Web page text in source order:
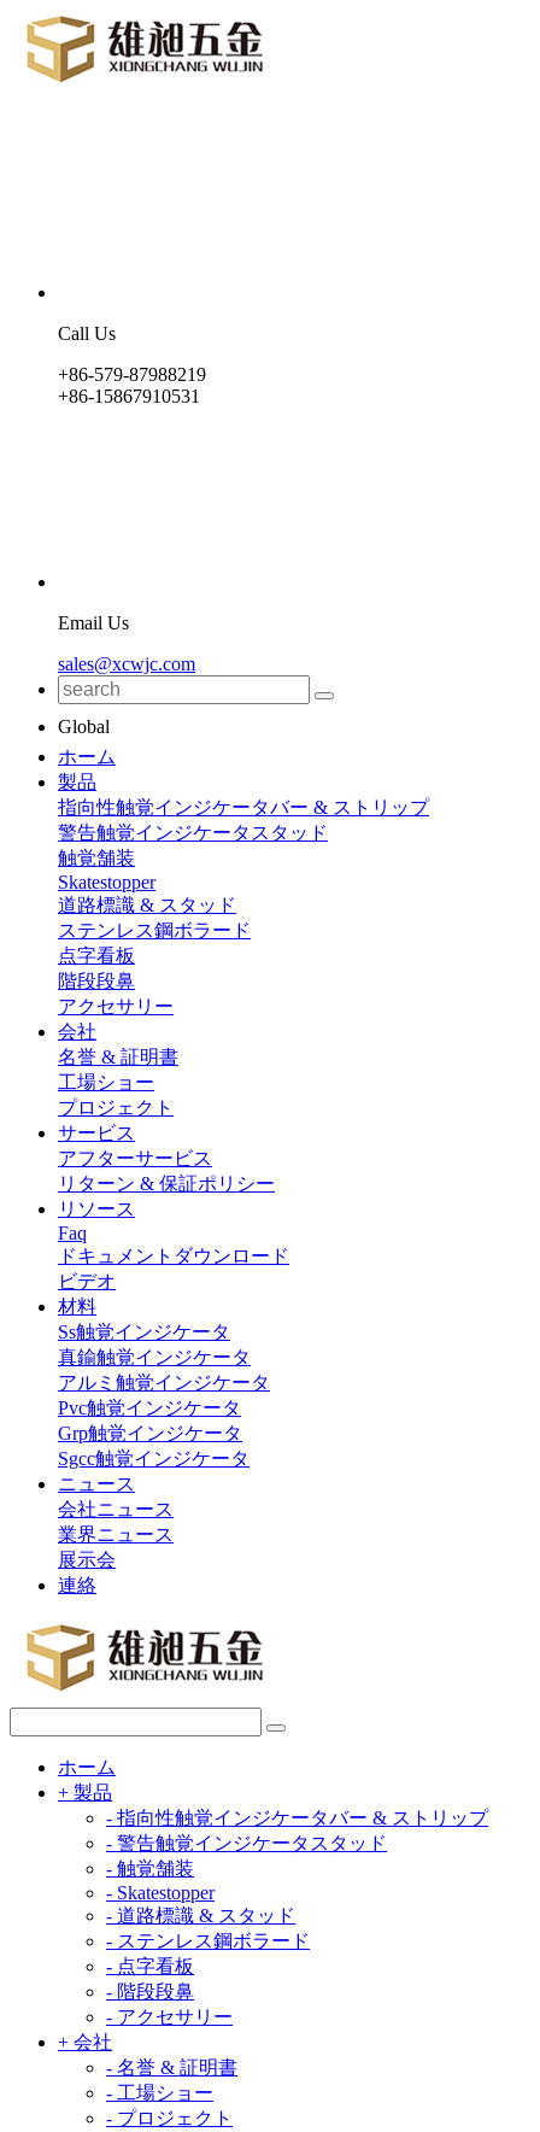
Call Us
+86-579-87988219
+86-15867910531
Email Us
sales@xcwjc.com
Global
ホーム
製品
指向性触覚インジケータバー & ストリップ
警告触覚インジケータスタッド
触覚舗装
Skatestopper
道路標識 & スタッド
ステンレス鋼ボラード
点字看板
階段段鼻
アクセサリー
会社
名誉 & 証明書
工場ショー
プロジェクト
サービス
アフターサービス
リターン & 保証ポリシー
リソース
Faq
ドキュメントダウンロード
ビデオ
材料
Ss触覚インジケータ
真鍮触覚インジケータ
アルミ触覚インジケータ
Pvc触覚インジケータ
Grp触覚インジケータ
Sgcc触覚インジケータ
ニュース
会社ニュース
業界ニュース
展示会
連絡
ホーム
+ 製品
- 指向性触覚インジケータバー & ストリップ
- 警告触覚インジケータスタッド
- 触覚舗装
- Skatestopper
- 道路標識 & スタッド
- ステンレス鋼ボラード
- 点字看板
- 階段段鼻
- アクセサリー
+ 会社
- 名誉 & 証明書
- 工場ショー
- プロジェクト